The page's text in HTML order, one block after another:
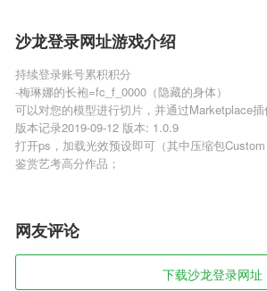
沙龙登录网址游戏介绍
持续登录账号累积积分
-梅琳娜的长袍=fc_f_0000（隐藏的身体）
可以对您的模型进行切片，并通过Marketplace插
版本记录2019-09-12 版本: 1.0.9
打开ps，加载光效预设即可（其中压缩包Custom
鉴赏艺考高分作品；
网友评论
下载沙龙登录网